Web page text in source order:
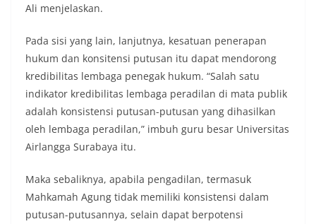
Ali menjelaskan.
Pada sisi yang lain, lanjutnya, kesatuan penerapan
hukum dan konsitensi putusan itu dapat mendorong
kredibilitas lembaga penegak hukum. “Salah satu
indikator kredibilitas lembaga peradilan di mata publik
adalah konsistensi putusan-putusan yang dihasilkan
oleh lembaga peradilan,” imbuh guru besar Universitas
Airlangga Surabaya itu.
Maka sebaliknya, apabila pengadilan, termasuk
Mahkamah Agung tidak memiliki konsistensi dalam
putusan-putusannya, selain dapat berpotensi